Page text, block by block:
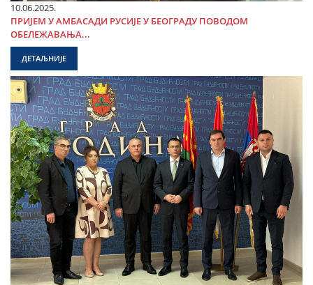
10.06.2025.
ПРИЈЕМ У АМБАСАДИ РУСИЈЕ У БЕОГРАДУ ПОВОДОМ
ОБЕЛЕЖАВАЊА...
ДЕТАЉНИЈЕ